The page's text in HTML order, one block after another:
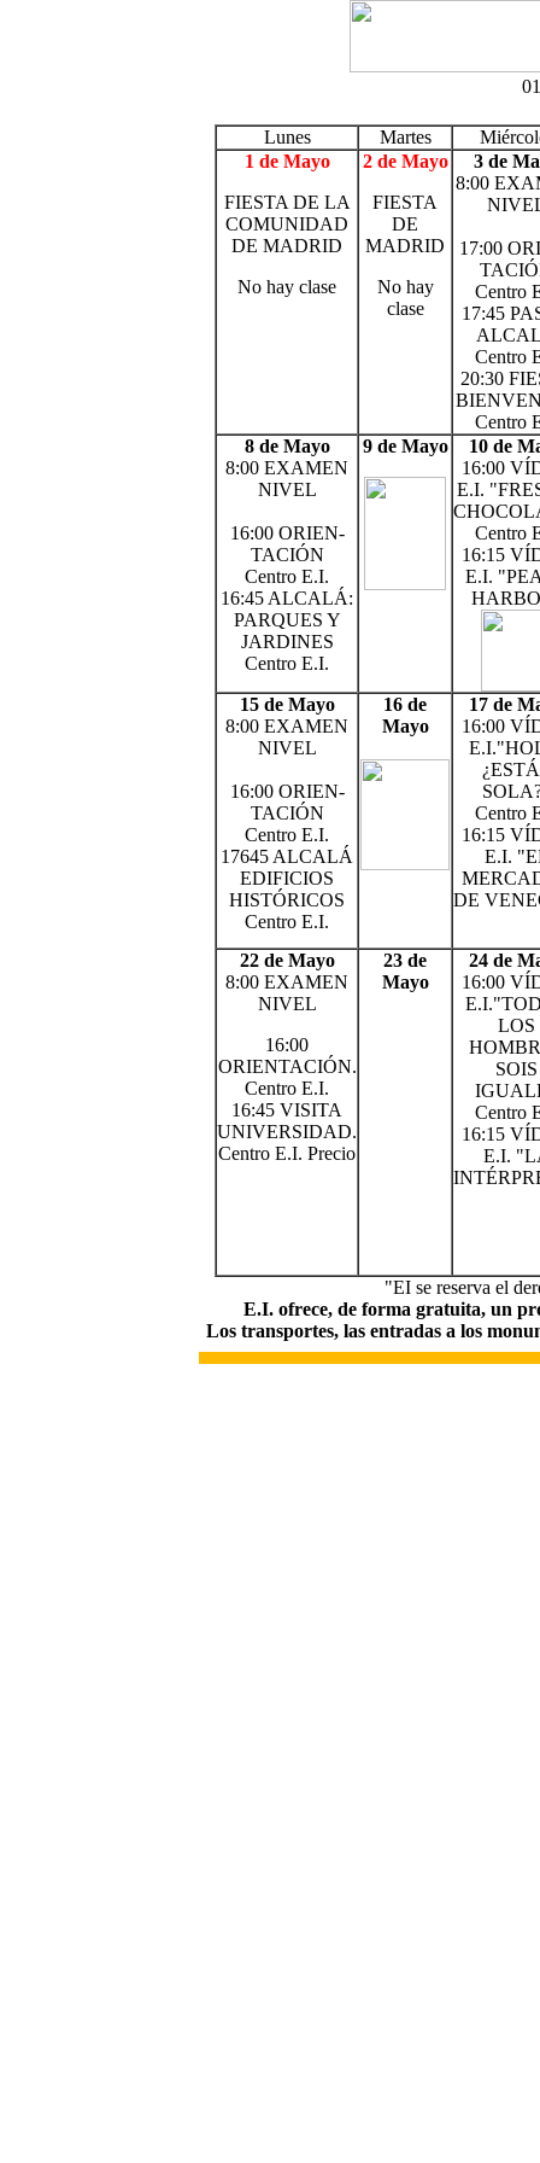
Lunes Martes
1 de Mayo
FIESTA DE LA
COMUNIDAD
DE MADRID
No hay clase
2 de Mayo
FIESTA
DE
MADRID
No hay
clase
3 de
8:00
17:00
Centro
17:45
Centro
20:30
Centro
8 de Mayo
8:00 EXAMEN
NIVEL
16:00 ORIEN-
TACIÓN
Centro E.I.
16:45 ALCALÁ:
PARQUES Y
JARDINES
Centro E.I.
9 de Mayo
10 de
16:00
E.I.
Centro
16:15
E.I.
15 de Mayo
8:00 EXAMEN
NIVEL
16:00 ORIEN-
TACIÓN
Centro E.I.
17645 ALCALÁ
EDIFICIOS
HISTÓRICOS
Centro E.I.
16 de
Mayo
17 de
16:00
Centro
16:15
E.I.
DE
22 de Mayo
8:00 EXAMEN
NIVEL
16:00
ORIENTACIÓN.
Centro E.I.
16:45 VISITA
UNIVERSIDAD.
Centro E.I. Precio
23 de
Mayo
24 de
16:00
LOS
SOIS
Centro
16:15
E.I.
"EI se reserva el
E.I. ofrece, de forma gratuita, un
Los transportes, las entradas a los